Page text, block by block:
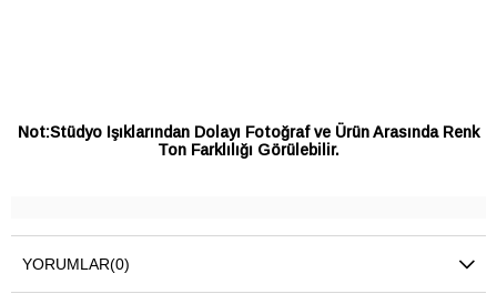
Not:Stüdyo Işıklarından Dolayı Fotoğraf ve Ürün Arasında Renk
Ton Farklılığı Görülebilir.
YORUMLAR(0)